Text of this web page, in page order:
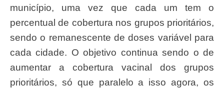
município, uma vez que cada um tem o
percentual de cobertura nos grupos prioritários,
sendo o remanescente de doses variável para
cada cidade. O objetivo continua sendo o de
aumentar a cobertura vacinal dos grupos
prioritários, só que paralelo a isso agora, os